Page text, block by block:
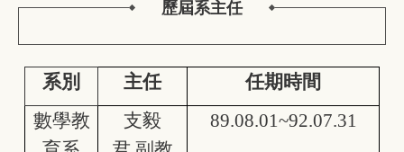
歷屆系主任
系別 主任
任期時間
數學教
支毅
89.08.01~92.07.31